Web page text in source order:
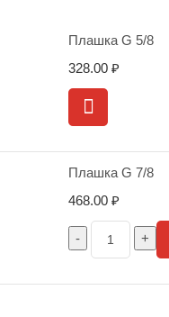
Плашка G 5/8
328.00 ₽
Плашка G 7/8
468.00 ₽